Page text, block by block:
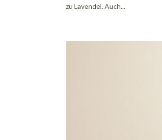
zu Lavendel. Auch...